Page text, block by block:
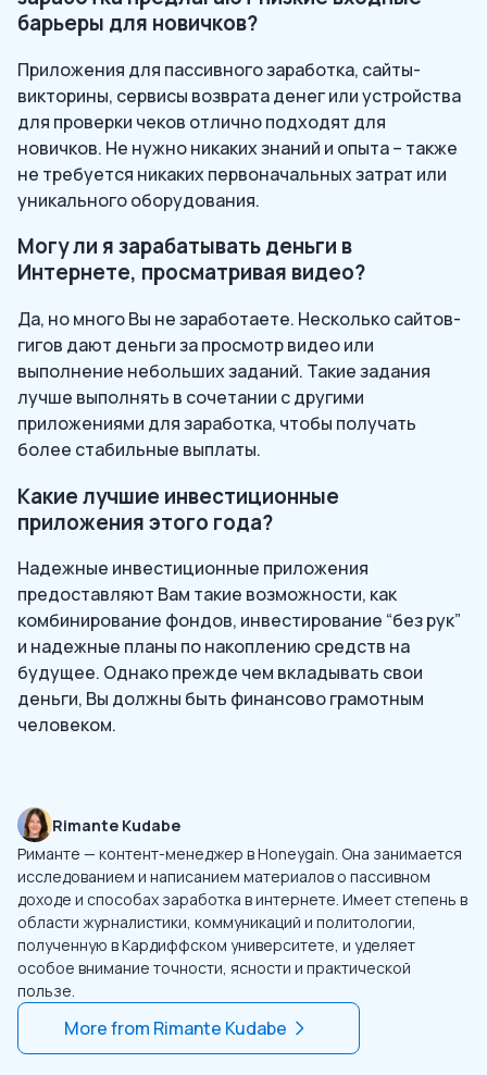
барьеры для новичков?
Приложения для пассивного заработка, сайты-
викторины, сервисы возврата денег или устройства
для проверки чеков отлично подходят для
новичков. Не нужно никаких знаний и опыта – также
не требуется никаких первоначальных затрат или
уникального оборудования.
Могу ли я зарабатывать деньги в
Интернете, просматривая видео?
Да, но много Вы не заработаете. Несколько сайтов-
гигов дают деньги за просмотр видео или
выполнение небольших заданий. Такие задания
лучше выполнять в сочетании с другими
приложениями для заработка, чтобы получать
более стабильные выплаты.
Какие лучшие инвестиционные
приложения этого года?
Надежные инвестиционные приложения
предоставляют Вам такие возможности, как
комбинирование фондов, инвестирование “без рук”
и надежные планы по накоплению средств на
будущее. Однако прежде чем вкладывать свои
деньги, Вы должны быть финансово грамотным
человеком.
Rimante Kudabe
Риманте — контент-менеджер в Honeygain. Она занимается
исследованием и написанием материалов о пассивном
доходе и способах заработка в интернете. Имеет степень в
области журналистики, коммуникаций и политологии,
полученную в Кардиффском университете, и уделяет
особое внимание точности, ясности и практической
пользе.
More from Rimante Kudabe